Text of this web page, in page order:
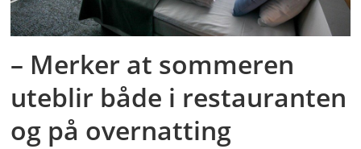
– Merker at sommeren
uteblir både i restauranten
og på overnatting